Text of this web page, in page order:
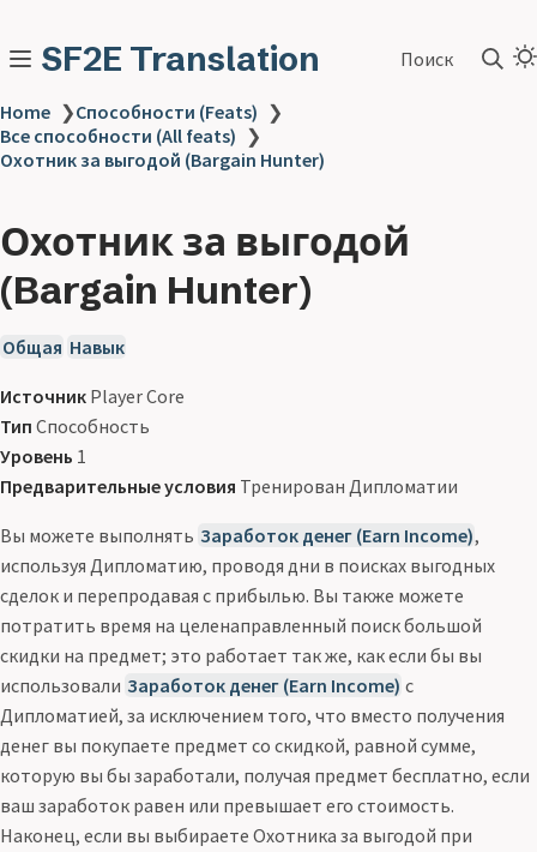
SF2E Translation Поиск
Home ❯Способности (Feats) ❯
Все способности (All feats) ❯
Охотник за выгодой (Bargain Hunter)
Охотник за выгодой
(Bargain Hunter)
Общая Навык
Источник Player Core
Тип Способность
Уровень 1
Предварительные условия Тренирован Дипломатии
Вы можете выполнять Заработок денег (Earn Income),
используя Дипломатию, проводя дни в поисках выгодных
сделок и перепродавая с прибылью. Вы также можете
потратить время на целенаправленный поиск большой
скидки на предмет; это работает так же, как если бы вы
использовали Заработок денег (Earn Income) с
Дипломатией, за исключением того, что вместо получения
денег вы покупаете предмет со скидкой, равной сумме,
которую вы бы заработали, получая предмет бесплатно, если
ваш заработок равен или превышает его стоимость.
Наконец, если вы выбираете Охотника за выгодой при